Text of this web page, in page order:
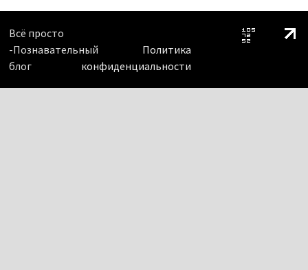
Всё просто
-Познавательный
блог
Политика
конфиденциальности